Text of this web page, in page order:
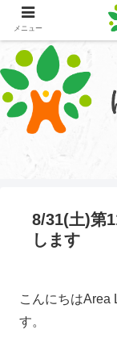
8/31(土)第
します
こんにちは
す。
メニュー